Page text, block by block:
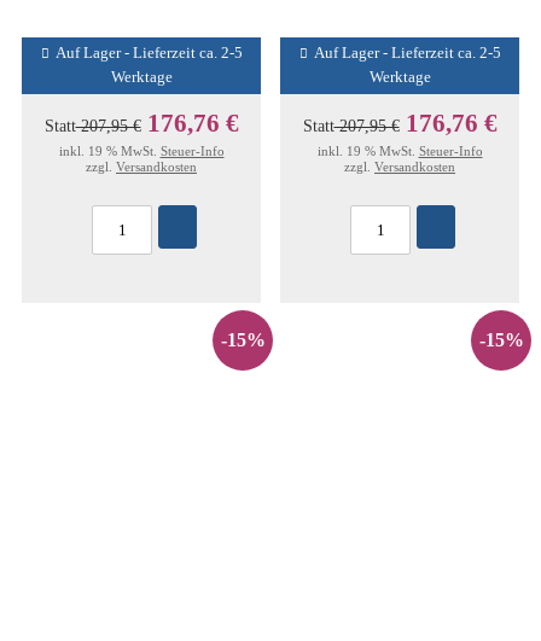
Auf Lager - Lieferzeit ca. 2-5
Werktage
Statt207,95 € 176,76 €
inkl. 19 % MwSt. Steuer-Info
zzgl. Versandkosten
Auf Lager - Lieferzeit ca. 2-5
Werktage
Statt207,95 € 176,76 €
inkl. 19 % MwSt. Steuer-Info
zzgl. Versandkosten
-15% -15%